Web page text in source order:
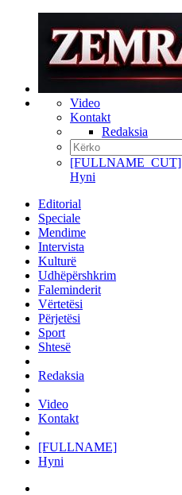
Video
Kontakt
Redaksia
[FULLNAME_CUT]
Hyni
Editorial
Speciale
Mendime
Intervista
Kulturë
Udhëpërshkrim
Faleminderit
Vërtetësi
Përjetësi
Sport
Shtesë
Redaksia
Video
Kontakt
[FULLNAME]
Hyni